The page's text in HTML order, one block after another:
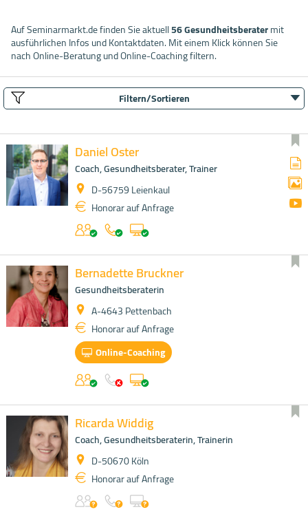
Auf Seminarmarkt.de finden Sie aktuell56 Gesundheitsberatermit
ausführlichen Infos und Kontaktdaten. Mit einem Klick können Sie
nach Online-Beratung und Online-Coaching filtern.
Filtern/Sortieren
Daniel Oster
Coach, Gesundheitsberater, Trainer
D-56759 Leienkaul
Honorar auf Anfrage
Bernadette Bruckner
Gesundheitsberaterin
A-4643 Pettenbach
Honorar auf Anfrage
Online-Coaching
Ricarda Widdig
Coach, Gesundheitsberaterin, Trainerin
D-50670 Köln
Honorar auf Anfrage